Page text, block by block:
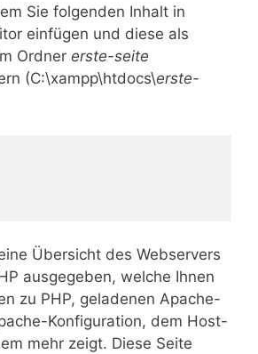
Sie folgenden Inhalt in
einfügen und diese als
Ordner erste-seite
(C:\xampp\htdocs\erste-
Übersicht des Webservers
ausgegeben, welche Ihnen
zu PHP, geladenen Apache-
Konfiguration, dem Host-
mehr zeigt. Diese Seite